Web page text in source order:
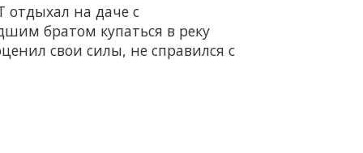
отдыхал на даче с
братом купаться в реку
свои силы, не справился с